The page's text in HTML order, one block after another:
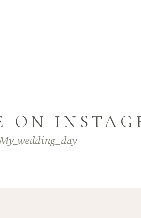
ON